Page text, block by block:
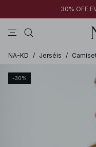
30% OFF
NA-KD / Jerséis /
-30%